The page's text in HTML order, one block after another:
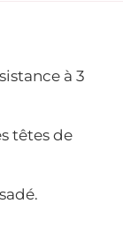
à 3
têtes de